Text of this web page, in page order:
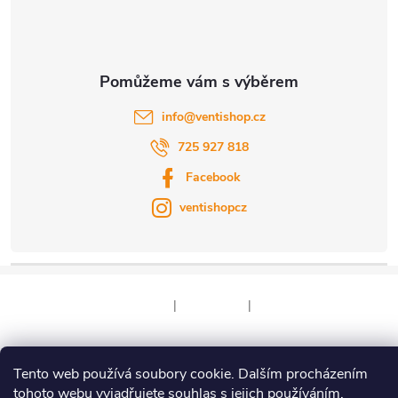
Tento web používá soubory cookie. Dalším procházením
tohoto webu vyjadřujete souhlas s jejich používáním.
info@ventishop.cz
725 927 818
Facebook
ventishopcz
| |
Copyright 2026Ventishop.cz. Všechna práva vyhrazena.